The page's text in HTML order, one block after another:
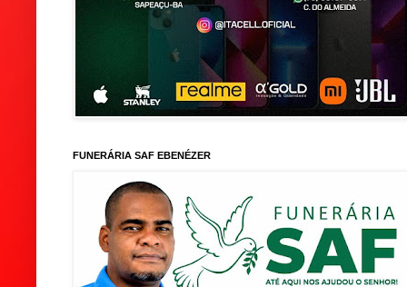
FUNERÁRIA SAF EBENÉZER